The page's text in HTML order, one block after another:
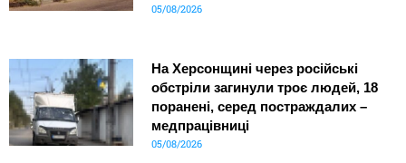
05/08/2026
На Херсонщині через російські
обстріли загинули троє людей, 18
поранені, серед постраждалих –
медпрацівниці
05/08/2026